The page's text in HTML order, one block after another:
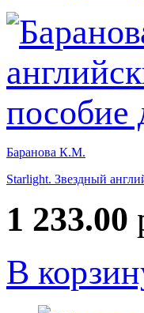
Баранова К.М.
Starlight. Звездный
1 233.00
В